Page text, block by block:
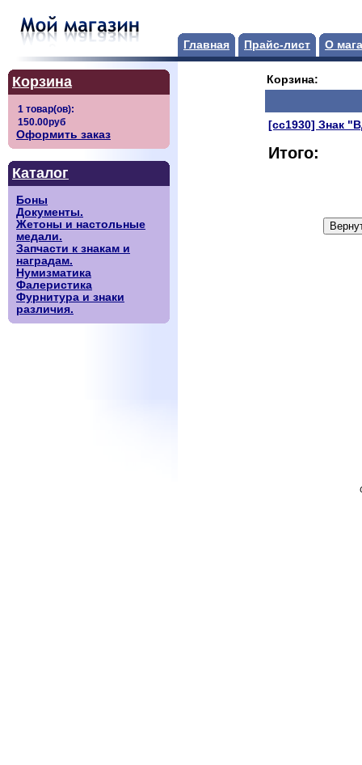
Главная Прайс-лист О
Корзина
Оформить заказ
Каталог
Боны
Документы.
Жетоны и настольные
медали.
Запчасти к знакам и
наградам.
Нумизматика
Фалеристика
Фурнитура и знаки
различия.
Корзина:
[сс1930] Знак
Итого: